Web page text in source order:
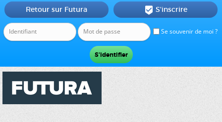
Se souvenir de moi ?
Retour sur Futura  S'inscrire